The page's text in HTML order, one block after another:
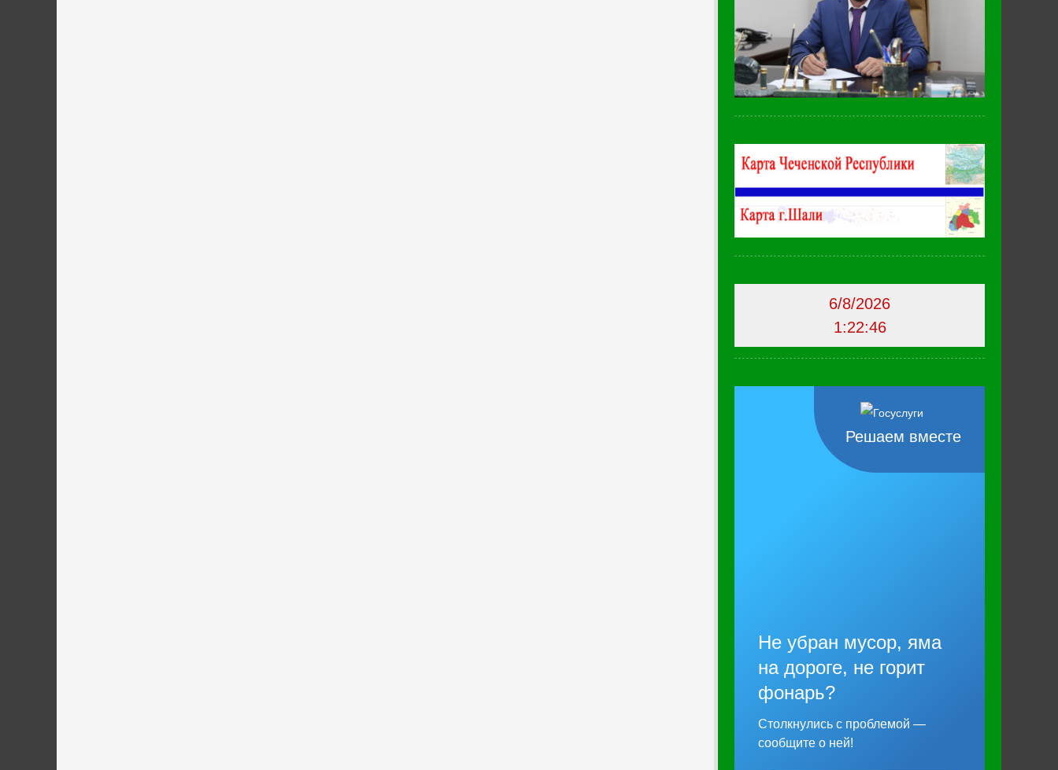
6/8/2026
1:22:47
Решаем вместе
Не убран мусор, яма
на дороге, не горит
фонарь?
Столкнулись с проблемой —
сообщите о ней!